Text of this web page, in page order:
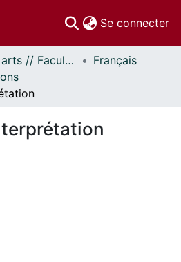
Se connecter
Faculté des arts // Faculty of Arts
Français